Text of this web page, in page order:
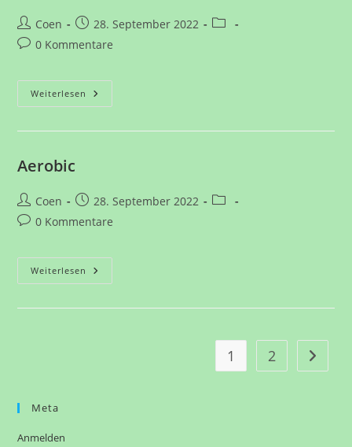
Beitrags-
Autor:
Coen
Beitrag
veröffentlicht:
28. September 2022
Beitrags-
Beitrags-
0 Kommentare
Weiterlesen ZirkelFit
Aerobic
Beitrags-
Autor:
Coen
Beitrag
veröffentlicht:
28. September 2022
Beitrags-
Beitrags-
0 Kommentare
Weiterlesen Aerobic
1 2 Zur
Meta
Anmelden